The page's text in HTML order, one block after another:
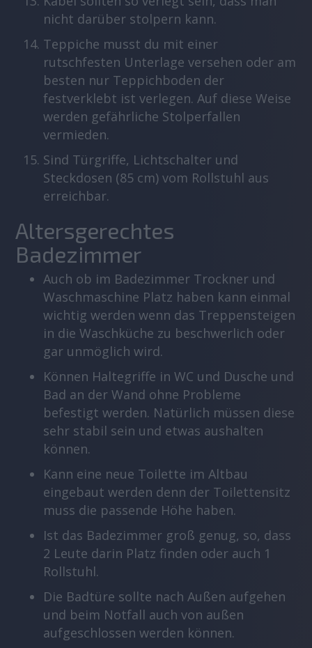
nicht darüber stolpern kann.
Teppiche musst du mit einer
rutschfesten Unterlage versehen oder am
besten nur Teppichboden der
festverklebt ist verlegen. Auf diese Weise
werden gefährliche Stolperfallen
vermieden.
Sind Türgriffe, Lichtschalter und
Steckdosen (85 cm) vom Rollstuhl aus
erreichbar.
Altersgerechtes
Badezimmer
Auch ob im Badezimmer Trockner und
Waschmaschine Platz haben kann einmal
wichtig werden wenn das Treppensteigen
in die Waschküche zu beschwerlich oder
gar unmöglich wird.
Können Haltegriffe in WC und Dusche und
Bad an der Wand ohne Probleme
befestigt werden. Natürlich müssen diese
sehr stabil sein und etwas aushalten
können.
Kann eine neue Toilette im Altbau
eingebaut werden denn der Toilettensitz
muss die passende Höhe haben.
Ist das Badezimmer groß genug, so, dass
2 Leute darin Platz finden oder auch 1
Rollstuhl.
Die Badtüre sollte nach Außen aufgehen
und beim Notfall auch von außen
aufgeschlossen werden können.